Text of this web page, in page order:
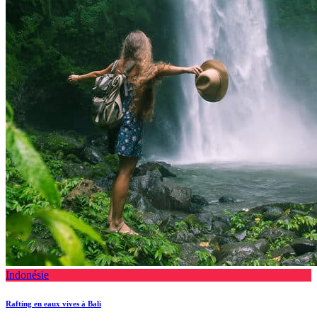
Indonésie
Rafting en eaux vives à Bali